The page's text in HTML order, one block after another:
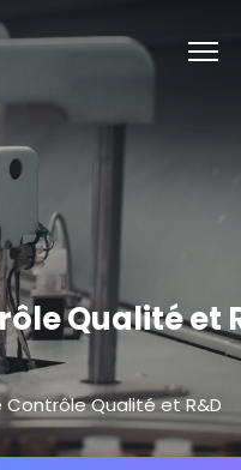
Qualité et
Qualité et R&D